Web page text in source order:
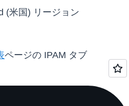
(米国) リージョン
ページの IPAM タブ